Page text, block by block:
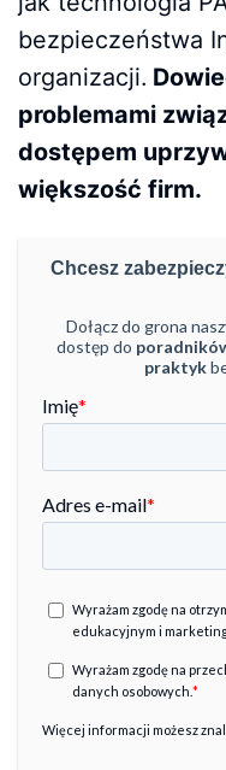
bezpieczeństwa
organizacji.
problemami
dostępem
większość firm.